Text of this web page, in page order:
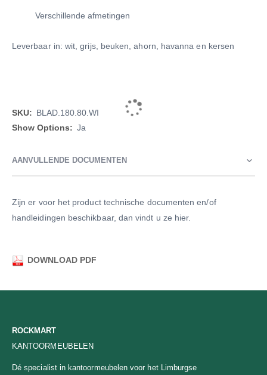
Verschillende afmetingen
Leverbaar in: wit, grijs, beuken, ahorn, havanna en kersen
Meer
informatie
BLAD.180.80.WI
Ja
AANVULLENDE DOCUMENTEN
Zijn er voor het product technische documenten en/of
handleidingen beschikbaar, dan vindt u ze hier.
DOWNLOAD PDF
ROCKMART
KANTOORMEUBELEN
Dé specialist in kantoormeubelen voor het Limburgse